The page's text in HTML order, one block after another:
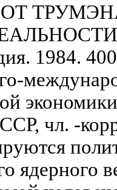
1984.
чл. -
ядерного